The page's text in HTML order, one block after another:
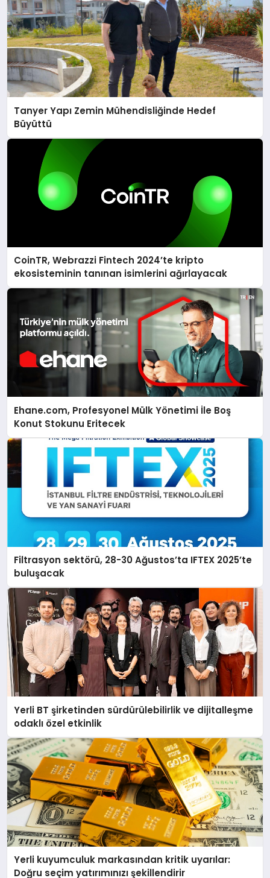
Tanyer Yapı Zemin Mühendisliğinde Hedef
Büyüttü
CoinTR, Webrazzi Fintech 2024’te kripto
ekosisteminin tanınan isimlerini ağırlayacak
Ehane.com, Profesyonel Mülk Yönetimi İle Boş
Konut Stokunu Eritecek
Filtrasyon sektörü, 28-30 Ağustos’ta IFTEX 2025’te
buluşacak
Yerli BT şirketinden sürdürülebilirlik ve dijitalleşme
odaklı özel etkinlik
Yerli kuyumculuk markasından kritik uyarılar:
Doğru seçim yatırımınızı şekillendirir